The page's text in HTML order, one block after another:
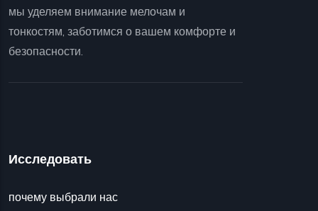
мы уделяем внимание мелочам и
тонкостям, заботимся о вашем комфорте и
безопасности.
Исследовать
почему выбрали нас